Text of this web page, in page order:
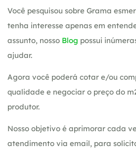
Você pesquisou sobre Grama
tenha interesse apenas em
assunto, nosso Blog possui
ajudar.
Agora você poderá cotar e/ou
qualidade e negociar o preço do
produtor.
Nosso objetivo é aprimorar cada
atendimento via email, para